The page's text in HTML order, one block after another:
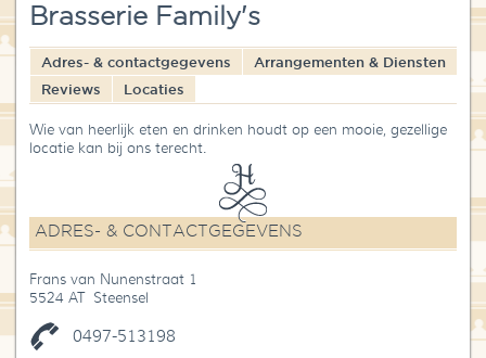
Over High Tea Wereld
Contact
Brasserie Family's
Adres- & contactgegevens
Arrangementen & Diensten
Reviews
Locaties
Wie van heerlijk eten en drinken houdt op een mooie, gezellige
locatie kan bij ons terecht.
ADRES- & CONTACTGEGEVENS
Frans van Nunenstraat 1
5524 AT Steensel
0497-513198